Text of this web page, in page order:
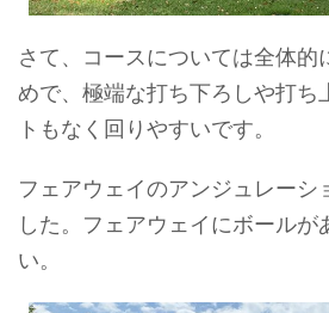
さて、コースについては全体的
めで、極端な打ち下ろしや打ち
トもなく回りやすいです。
フェアウェイのアンジュレーシ
した。フェアウェイにボールが
い。